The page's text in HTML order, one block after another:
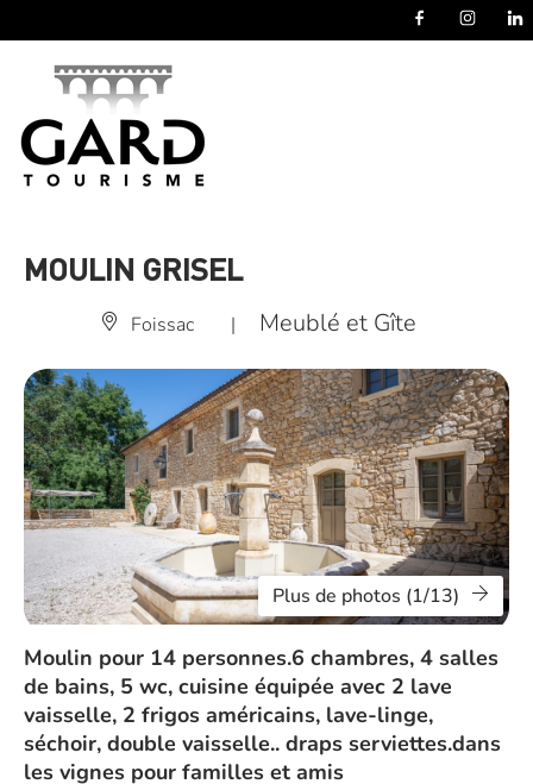
MOULIN GRISEL
Foissac | Meublé et Gîte
Plus de photos (1/13)
Moulin pour 14 personnes.6 chambres, 4 salles
de bains, 5 wc, cuisine équipée avec 2 lave
vaisselle, 2 frigos américains, lave-linge,
séchoir, double vaisselle.. draps serviettes.dans
les vignes pour familles et amis